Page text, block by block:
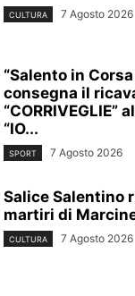
CULTURA 7 Agosto 2026
“Salento in
consegna il
“CORRIVEGLIE”
“IO...
SPORT 7 Agosto 2026
Salice Salentino
martiri di
CULTURA 7 Agosto 2026